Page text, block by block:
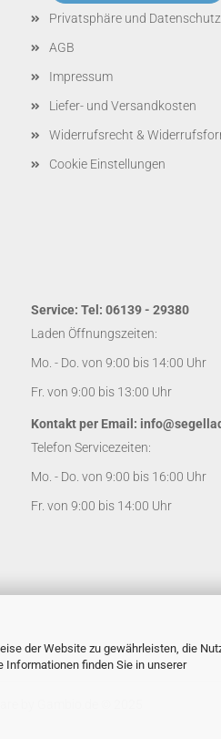
der Website zu gewährleisten, die
Informationen finden Sie in unserer
Privatsphäre und Datenschutz
AGB
Impressum
Liefer- und Versandkosten
Widerrufsrecht &
Cookie Einstellungen
Service: Tel: 06139 - 29380
Laden Öffnungszeiten:
Mo. - Do. von 9:00 bis 14:00 Uhr
Fr. von 9:00 bis 13:00 Uhr
Kontakt per Email:
Telefon Servicezeiten:
Mo. - Do. von 9:00 bis 16:00 Uhr
Fr. von 9:00 bis 14:00 Uhr